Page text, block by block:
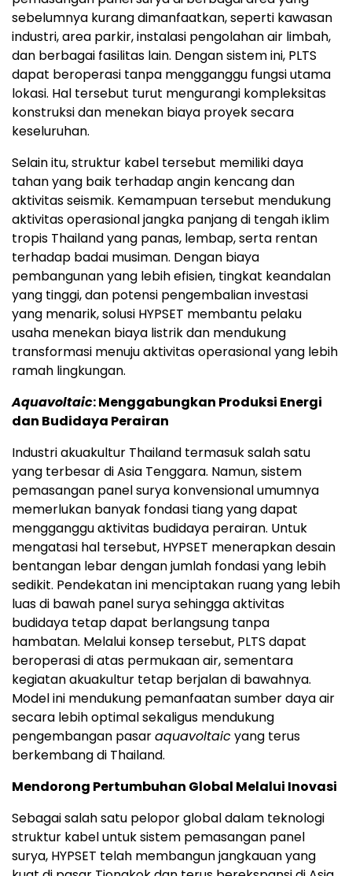
sebelumnya kurang dimanfaatkan, seperti kawasan
industri, area parkir, instalasi pengolahan air limbah,
dan berbagai fasilitas lain. Dengan sistem ini, PLTS
dapat beroperasi tanpa mengganggu fungsi utama
lokasi. Hal tersebut turut mengurangi kompleksitas
konstruksi dan menekan biaya proyek secara
keseluruhan.
Selain itu, struktur kabel tersebut memiliki daya
tahan yang baik terhadap angin kencang dan
aktivitas seismik. Kemampuan tersebut mendukung
aktivitas operasional jangka panjang di tengah iklim
tropis Thailand yang panas, lembap, serta rentan
terhadap badai musiman. Dengan biaya
pembangunan yang lebih efisien, tingkat keandalan
yang tinggi, dan potensi pengembalian investasi
yang menarik, solusi HYPSET membantu pelaku
usaha menekan biaya listrik dan mendukung
transformasi menuju aktivitas operasional yang lebih
ramah lingkungan.
Aquavoltaic: Menggabungkan Produksi Energi
dan Budidaya Perairan
Industri akuakultur Thailand termasuk salah satu
yang terbesar di Asia Tenggara. Namun, sistem
pemasangan panel surya konvensional umumnya
memerlukan banyak fondasi tiang yang dapat
mengganggu aktivitas budidaya perairan. Untuk
mengatasi hal tersebut, HYPSET menerapkan desain
bentangan lebar dengan jumlah fondasi yang lebih
sedikit. Pendekatan ini menciptakan ruang yang lebih
luas di bawah panel surya sehingga aktivitas
budidaya tetap dapat berlangsung tanpa
hambatan. Melalui konsep tersebut, PLTS dapat
beroperasi di atas permukaan air, sementara
kegiatan akuakultur tetap berjalan di bawahnya.
Model ini mendukung pemanfaatan sumber daya air
secara lebih optimal sekaligus mendukung
pengembangan pasaraquavoltaicyang terus
berkembang di Thailand.
Mendorong Pertumbuhan Global Melalui Inovasi
Sebagai salah satu pelopor global dalam teknologi
struktur kabel untuk sistem pemasangan panel
surya, HYPSET telah membangun jangkauan yang